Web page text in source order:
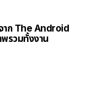
าก The Android
รวมทั้งงาน